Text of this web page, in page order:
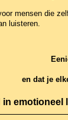
mensen die
luisteren.
en dat je
emotioneel